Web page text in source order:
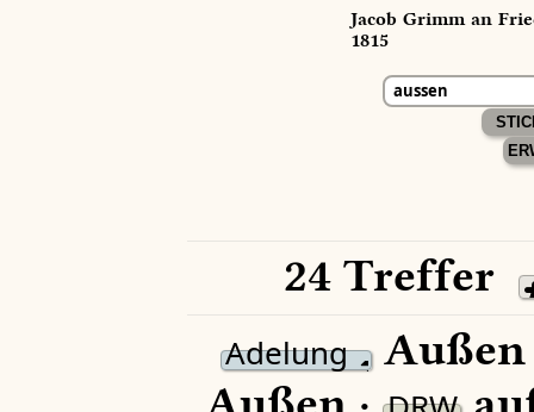
Jacob Grimm an
1815
24 Treffer
Adelung Außen